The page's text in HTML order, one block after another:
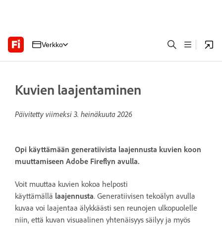
Verkko
Kuvien laajentaminen
Päivitetty viimeksi 3. heinäkuuta 2026
Opi käyttämään generatiivista laajennusta kuvien koon
muuttamiseen Adobe Fireflyn avulla.
Voit muuttaa kuvien kokoa helposti
käyttämällä laajennusta. Generatiivisen tekoälyn avulla
kuvaa voi laajentaa älykkäästi sen reunojen ulkopuolelle
niin, että kuvan visuaalinen yhtenäisyys säilyy ja myös